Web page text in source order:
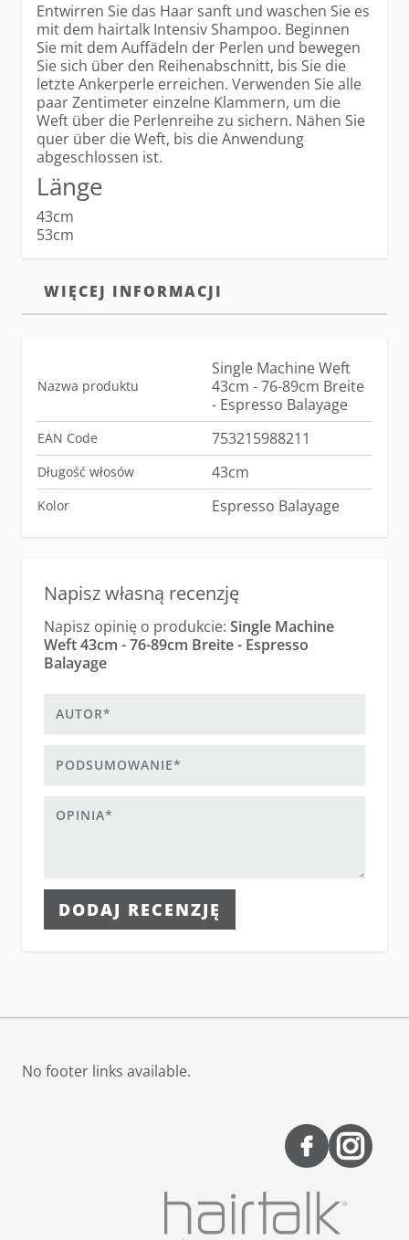
Entwirren Sie das Haar sanft und waschen Sie es
mit dem hairtalk Intensiv Shampoo. Beginnen
Sie mit dem Auffädeln der Perlen und bewegen
Sie sich über den Reihenabschnitt, bis Sie die
letzte Ankerperle erreichen. Verwenden Sie alle
paar Zentimeter einzelne Klammern, um die
Weft über die Perlenreihe zu sichern. Nähen Sie
quer über die Weft, bis die Anwendung
abgeschlossen ist.
Länge
43cm
53cm
WIĘCEJ INFORMACJI
Nazwa produktu
Single Machine Weft
43cm - 76-89cm Breite
- Espresso Balayage
EAN Code 753215988211
Długość włosów 43cm
Kolor Espresso Balayage
Napisz własną recenzję
Napisz opinię o produkcie: Single Machine
Weft 43cm - 76-89cm Breite - Espresso
Balayage
DODAJ RECENZJĘ
No footer links available.